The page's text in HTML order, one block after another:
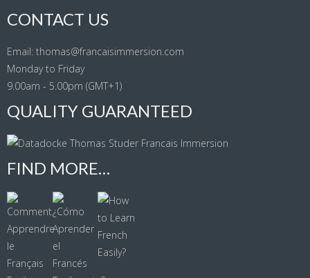
CONTACT US
Email: thomas@francaisimmersion.com
Monday to Friday
9.00am - 5.00pm (GMT+1)
QUALITY GUARANTEED
FIND MORE…